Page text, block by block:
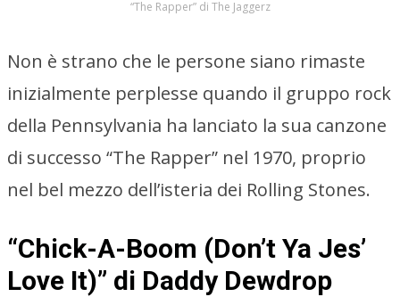
“The Rapper” di The Jaggerz
Non è strano che le persone siano rimaste
inizialmente perplesse quando il gruppo rock
della Pennsylvania ha lanciato la sua canzone
di successo “The Rapper” nel 1970, proprio
nel bel mezzo dell’isteria dei Rolling Stones.
“Chick-A-Boom (Don’t Ya Jes’
Love It)” di Daddy Dewdrop